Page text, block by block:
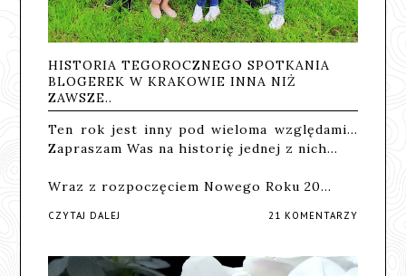
HISTORIA TEGOROCZNEGO SPOTKANIA
BLOGEREK W KRAKOWIE INNA NIŻ
ZAWSZE..
Ten rok jest inny pod wieloma względami...
Zapraszam Was na historię jednej z nich...
Wraz z rozpoczęciem Nowego Roku 20…
CZYTAJ DALEJ 21 KOMENTARZY